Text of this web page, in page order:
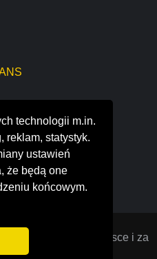
technologii m.in.
reklam, statystyk.
ustawień
że będą one
końcowym.
accountants
założonych w Polsce i za
zastrzeżone.